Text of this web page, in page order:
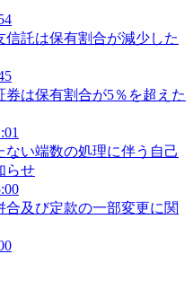
信託は保有割合が減少した
は保有割合が5％を超えた
い端数の処理に伴う自己
らせ
及び定款の一部変更に関